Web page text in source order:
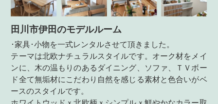
田川市伊田のモデルルーム
･家具･小物を一式レンタルさせて頂きました。
テーマは北欧ナチュラルスタイルです。オーク材をメイ
ンに、木の温もりのあるダイニング、ソファ、ＴＶボー
ド全て無垢材にこだわり自然を感じる素材と色合いがベ
ースのスタイルです。